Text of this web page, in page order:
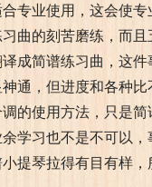
专业使用，这会使
曲的刻苦磨练，而
成简谱练习曲，这
通，但进度和各种
的使用方法，只是
学习也不是不可以
提琴拉得有目有样，